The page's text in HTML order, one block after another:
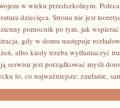
w wieku przedszkolnym.
dziecięca. Strona nie jest
pomocnik po tym, jak
gdy w domu następuje
albo kiedy trzeba wytłumaczyć
serwisu jest porządkować myśli
to, co najważniejsze: zaufanie,